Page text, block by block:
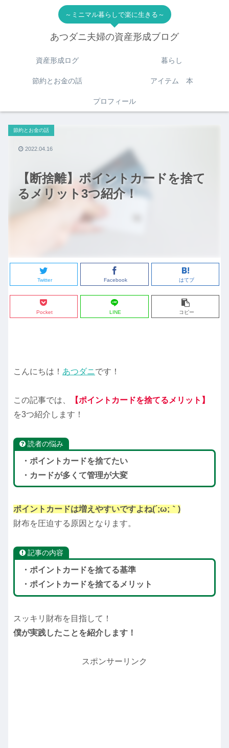
～ミニマル暮らしで楽に生きる～
あつダニ夫婦の資産形成ブログ
資産形成ログ 暮らし
節約とお金の話 アイテム 本
プロフィール
【断捨離】ポイントカードを捨て
るメリット3つ紹介！
節約とお金の話
Twitter Facebook はてブ
Pocket LINE コピー
2022.04.16
こんにちは！ あつダニです！
この記事では、
【ポイントカードを捨てるメリット】
を3つ紹介します！
読者の悩み
・ポイントカードを捨てたい
・カードが多くて管理が大変
ポイントカードは増えやすいですよね(´;ω;｀)
財布を圧迫する原因となります。
記事の内容
・ポイントカードを捨てる基準
・ポイントカードを捨てるメリット
スッキリ財布を目指して！
僕が実践したことを紹介します！
スポンサーリンク